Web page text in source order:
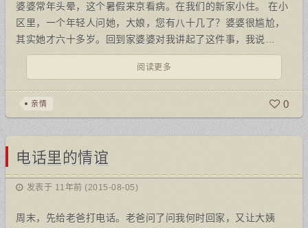
婆婆常年头晕，这个暑假来京看病。在我们的新家小住。 在小
区里，一个年轻人问她，大娘，您有八十几了？婆婆很尴尬，
其实她才六十多岁。回到家婆婆对我讲起了这件事，我说…
阅读更多
亲情 0
电话里的情谊
发表于 11年前 (2015-08-05)
周末，先给老爸打电话。老爸问了问我何时回家，又让大姨